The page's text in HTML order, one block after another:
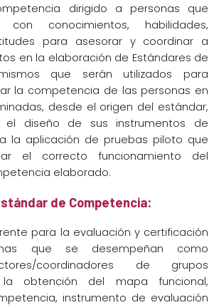
dirigido a personas que
conocimientos, habilidades,
para asesorar y coordinar a
en la elaboración de Estándares de
que serán utilizados para
la competencia de las personas en
desde el origen del estándar,
el diseño de sus instrumentos de
la aplicación de pruebas piloto que
el correcto funcionamiento del
elaborado.
de Competencia:
para la evaluación y certificación
que se desempeñan como
coordinadores de grupos
obtención del mapa funcional,
instrumento de evaluación